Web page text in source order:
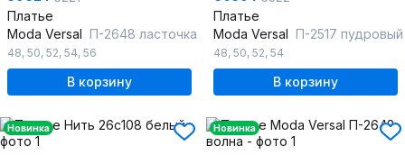
Платье
Moda Versal П-2648 ласточка
48, 50, 52, 54, 56
В корзину
Платье
Moda Versal П-2517 пудровый
48, 50, 52, 54
В корзину
Новинка Новинка